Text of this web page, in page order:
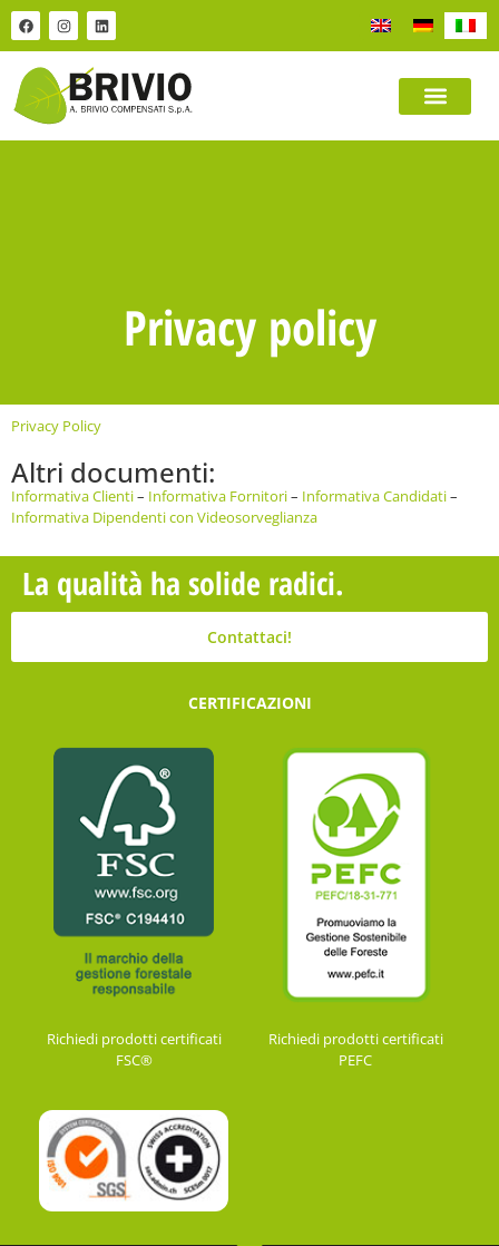
Privacy policy
Privacy Policy
Altri documenti:
Informativa Clienti– Informativa Fornitori– Informativa Candidati–
Informativa Dipendenti con Videosorveglianza
La qualità ha solide radici.
Contattaci!
CERTIFICAZIONI
Richiedi prodotti certificati
FSC®
Richiedi prodotti certificati
PEFC